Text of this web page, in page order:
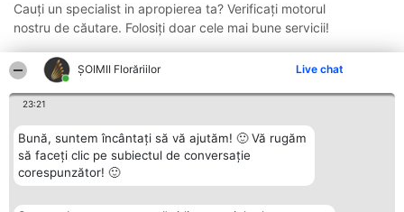
ȘOIMII Florăriilor Live chat
23:21
Bună, suntem încântați să vă ajutăm! 🙂 Vă rugăm
să faceți clic pe subiectul de conversație
corespunzător! 🙂
Cauți un specialist in apropierea ta? Verificați motorul
nostru de căutare. Folosiți doar cele mai bune servicii!